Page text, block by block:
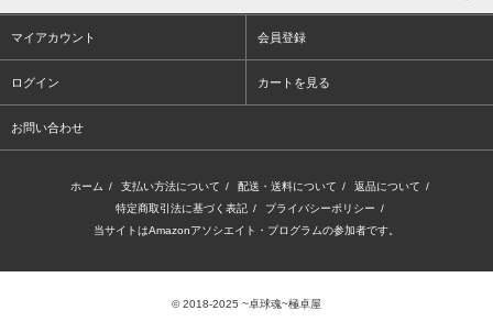
マイアカウント 会員登録
ログイン カートを見る
お問い合わせ
ホーム / 支払い方法について / 配送・送料について / 返品について /
特定商取引法に基づく表記 / プライバシーポリシー /
当サイトはAmazonアソシエイト・プログラムの参加者です。
© 2018-2025 ~卓球魂~極卓屋